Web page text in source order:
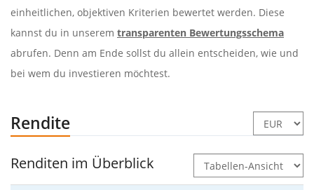
einheitlichen, objektiven Kriterien bewertet werden. Diese
kannst du in unserem transparenten Bewertungsschema
abrufen. Denn am Ende sollst du allein entscheiden, wie und
bei wem du investieren möchtest.
Rendite
Renditen im Überblick